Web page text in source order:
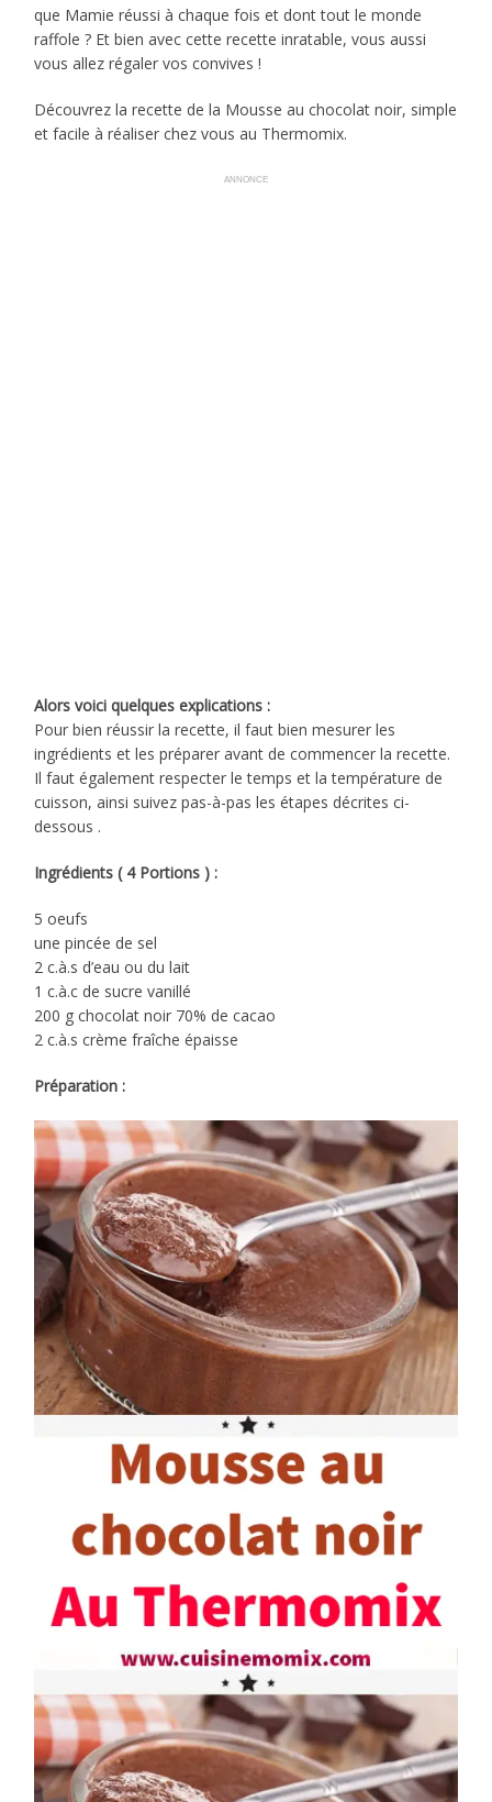
que Mamie réussi à chaque fois et dont tout le monde
raffole ? Et bien avec cette recette inratable, vous aussi
vous allez régaler vos convives !
Découvrez la recette de la Mousse au chocolat noir, simple
et facile à réaliser chez vous au Thermomix.
ANNONCE
Alors voici quelques explications :
Pour bien réussir la recette, il faut bien mesurer les
ingrédients et les préparer avant de commencer la recette.
Il faut également respecter le temps et la température de
cuisson, ainsi suivez pas-à-pas les étapes décrites ci-
dessous .
Ingrédients ( 4 Portions ) :
5 oeufs
une pincée de sel
2 c.à.s d’eau ou du lait
1 c.à.c de sucre vanillé
200 g chocolat noir 70% de cacao
2 c.à.s crème fraîche épaisse
Préparation :